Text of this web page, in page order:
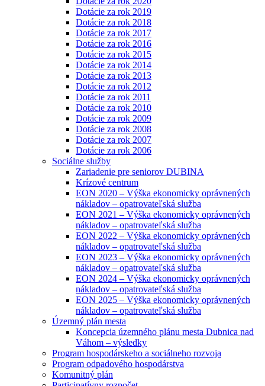
Dotácie za rok 2019
Dotácie za rok 2018
Dotácie za rok 2017
Dotácie za rok 2016
Dotácie za rok 2015
Dotácie za rok 2014
Dotácie za rok 2013
Dotácie za rok 2012
Dotácie za rok 2011
Dotácie za rok 2010
Dotácie za rok 2009
Dotácie za rok 2008
Dotácie za rok 2007
Dotácie za rok 2006
Sociálne služby
Zariadenie pre seniorov DUBINA
Krízové centrum
EON 2020 – Výška ekonomicky oprávnených
nákladov – opatrovateľská služba
EON 2021 – Výška ekonomicky oprávnených
nákladov – opatrovateľská služba
EON 2022 – Výška ekonomicky oprávnených
nákladov – opatrovateľská služba
EON 2023 – Výška ekonomicky oprávnených
nákladov – opatrovateľská služba
EON 2024 – Výška ekonomicky oprávnených
nákladov – opatrovateľská služba
EON 2025 – Výška ekonomicky oprávnených
nákladov – opatrovateľská služba
Územný plán mesta
Koncepcia územného plánu mesta Dubnica nad
Váhom – výsledky
Program hospodárskeho a sociálneho rozvoja
Program odpadového hospodárstva
Komunitný plán